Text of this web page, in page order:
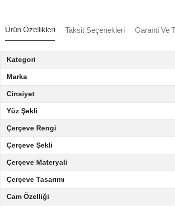
Ürün Özellikleri Taksit Seçenekleri Garanti Ve
Kategori
Marka
Cinsiyet
Yüz Şekli
Çerçeve Rengi
Çerçeve Şekli
Çerçeve Materyali
Çerçeve Tasarımı
Cam Özelliği